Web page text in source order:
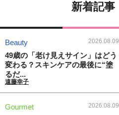
新着記事
Beauty 2026.08.09
49歳の「老け見えサイン」はどう
変わる？スキンケアの最後に“塗
るだ...
遠藤幸子
Gourmet 2026.08.09